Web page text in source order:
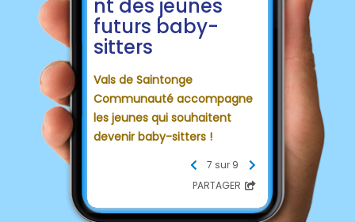
nt des jeunes
futurs baby-
sitters
Vals de Saintonge
Communauté accompagne
les jeunes qui souhaitent
devenir baby-sitters !
Afin de les accompagner
dans leurs premiers emplois,
7 sur 9
PARTAGER